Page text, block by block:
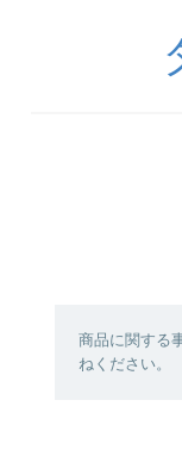
商品に関する
ねください。